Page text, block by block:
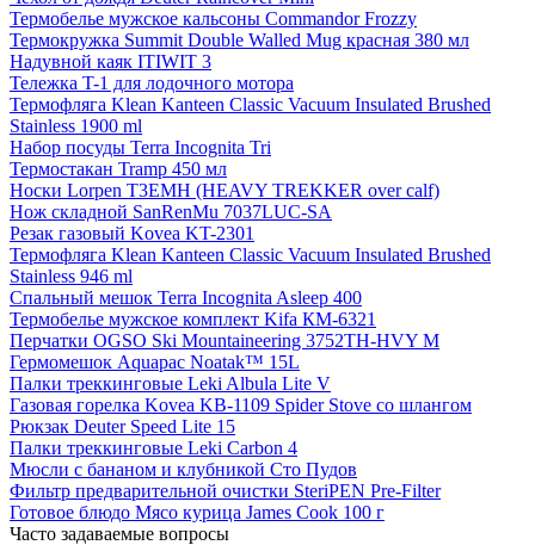
Термобелье мужское кальсоны Commandor Frozzy
Термокружка Summit Double Walled Mug красная 380 мл
Надувной каяк ITIWIT 3
Тележка T-1 для лодочного мотора
Термофляга Klean Kanteen Classic Vacuum Insulated Brushed
Stainless 1900 ml
Набор посуды Terra Incognita Tri
Термостакан Tramp 450 мл
Носки Lorpen T3EMH (HEAVY TREKKER over calf)
Нож складной SanRenMu 7037LUC-SA
Резак газовый Kovea KT-2301
Термофляга Klean Kanteen Classic Vacuum Insulated Brushed
Stainless 946 ml
Спальный мешок Terra Incognita Asleep 400
Термобелье мужское комплект Kifa КМ-6321
Перчатки OGSO Ski Mountaineering 3752TH-HVY M
Гермомешок Aquapac Noatak™ 15L
Палки треккинговые Leki Albula Lite V
Газовая горелка Kovea KB-1109 Spider Stove со шлангом
Рюкзак Deuter Speed Lite 15
Палки треккинговые Leki Carbon 4
Мюсли с бананом и клубникой Сто Пудов
Фильтр предварительной очистки SteriPEN Pre-Filter
Готовое блюдо Мясо курица James Cook 100 г
Часто задаваемые вопросы